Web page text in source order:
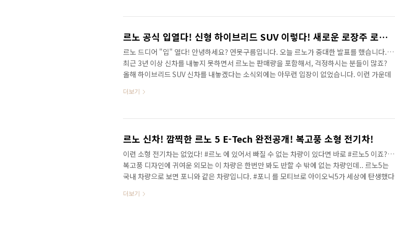
가격과 90마력이라는 부족해 보이는 출력에도 불구하고 디젤 엔진이라서 22.4kg.m의 파워
르노 공식 입열다! 신형 하이브리드 SUV 이렇다! 새로운 로장주 로고가 장착됩니다.
르노 드디어 "입" 열다! 안녕하세요? 연못구름입니다. 오늘 르노가 중대한 발표를 했습니다.
최근 3년 이상 신차를 내놓지 못하면서 르노는 판매량을 포함해서, 걱정하시는 분들이 많죠?
올해 하이브리드 SUV 신차를 내놓겠다는 소식외에는 아무런 입장이 없었습니다. 이런 가운데
저 만나보세요!
더보기
르노 신차! 깜찍한 르노 5 E-Tech 완전공개! 복고풍 소형 전기차!
이런 소형 전기차는 없었다! #르노 에 있어서 빠질 수 없는 차량이 있다면 바로 #르노5 이죠?
복고풍 디자인에 귀여운 외모는 이 차량은 한번만 봐도 반할 수 밖에 없는 차량인데.. 르노5는
국내 차량으로 보면 포니와 같은 차량입니다. #포니 를 모티브로 아이오닉5가 세상에 탄생했다
공개되고, 세상에 출시가 될 것으로 알려지면서 정말 많은 관심을 보였습니다. 영상으로 정확
더보기